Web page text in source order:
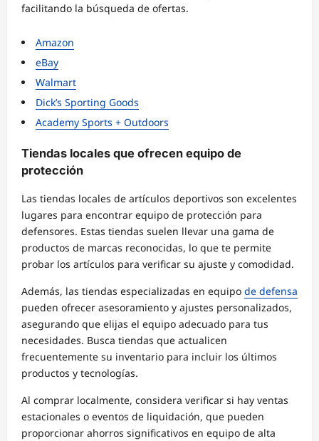
facilitando la búsqueda de ofertas.
Amazon
eBay
Walmart
Dick’s Sporting Goods
Academy Sports + Outdoors
Tiendas locales que ofrecen equipo de
protección
Las tiendas locales de artículos deportivos son excelentes
lugares para encontrar equipo de protección para
defensores. Estas tiendas suelen llevar una gama de
productos de marcas reconocidas, lo que te permite
probar los artículos para verificar su ajuste y comodidad.
Además, las tiendas especializadas en equipo de defensa
pueden ofrecer asesoramiento y ajustes personalizados,
asegurando que elijas el equipo adecuado para tus
necesidades. Busca tiendas que actualicen
frecuentemente su inventario para incluir los últimos
productos y tecnologías.
Al comprar localmente, considera verificar si hay ventas
estacionales o eventos de liquidación, que pueden
proporcionar ahorros significativos en equipo de alta